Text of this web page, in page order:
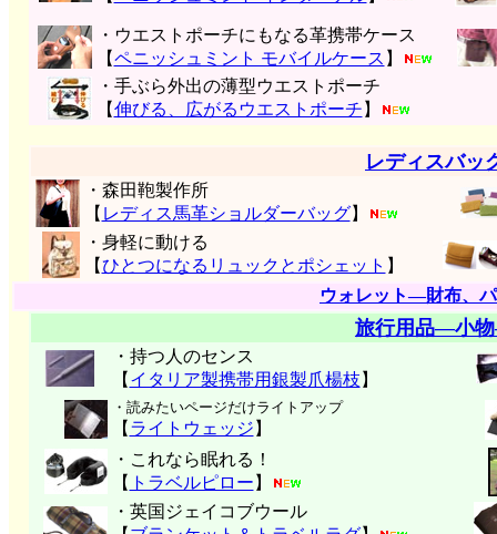
・ウエストポーチにもなる革携帯ケース
【ペニッシュミント モバイルケース 】
・手ぶら外出の薄型ウエストポーチ
【伸びる、広がるウエストポーチ 】
レディスバッ
・森田鞄製作所
【 レディス馬革ショルダーバッグ】
・身軽に動ける
【ひとつになるリュックとポシェット 】
ウォレット―財布、
旅行用品―小
・持つ人のセンス
【 イタリア製携帯用銀製爪楊枝 】
・読みたいページだけライトアップ
【 ライトウェッジ 】
・これなら眠れる！
【 トラベルピロー 】
・英国ジェイコブウール